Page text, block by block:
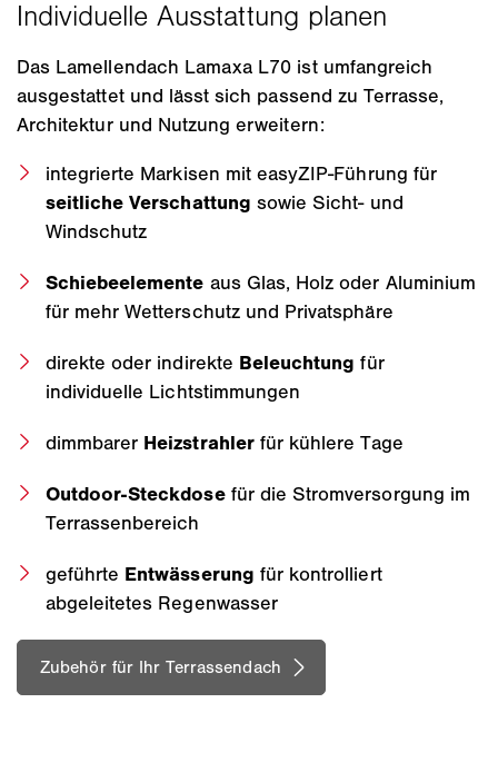
Das Lamellendach Lamaxa L70 ist umfangreich
ausgestattet und lässt sich passend zu Terrasse,
Architektur und Nutzung erweitern:
integrierte Markisen mit easyZIP-Führung für
seitliche Verschattung sowie Sicht- und
Windschutz
Schiebeelemente aus Glas, Holz oder Aluminium
für mehr Wetterschutz und Privatsphäre
direkte oder indirekte Beleuchtungfür
individuelle Lichtstimmungen
dimmbarer Heizstrahler für kühlere Tage
Outdoor-Steckdose für die Stromversorgung im
Terrassenbereich
geführte Entwässerung für kontrolliert
abgeleitetes Regenwasser